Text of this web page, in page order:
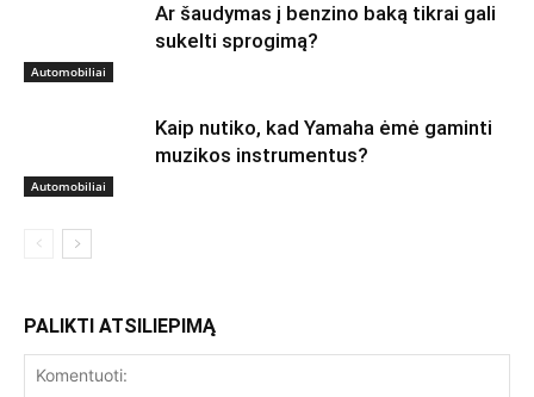
Automobiliai
Ar šaudymas į benzino baką tikrai gali
sukelti sprogimą?
Automobiliai
Kaip nutiko, kad Yamaha ėmė gaminti
muzikos instrumentus?
PALIKTI ATSILIEPIMĄ